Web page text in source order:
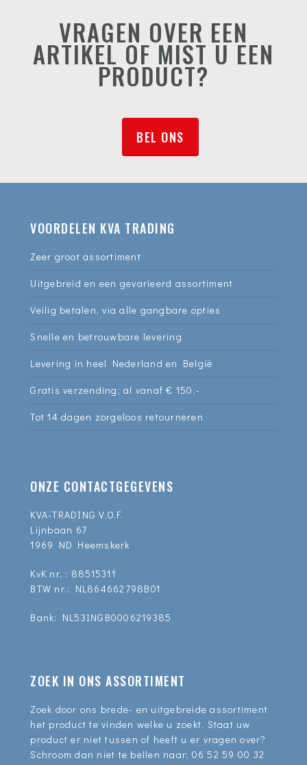
VRAGEN OVER EEN
ARTIKEL OF MIST U EEN
PRODUCT?
BEL ONS
VOORDELEN KVA TRADING
Zeer groot assortiment
Uitgebreid en een gevarieerd assortiment
Veilig betalen, via alle gangbare opties
Snelle en betrouwbare levering
Levering in heel Nederland en België
Gratis verzending; al vanaf € 150,-
Tot 14 dagen zorgeloos retourneren
ONZE CONTACTGEGEVENS
KVA-TRADING V.O.F.
Lijnbaan 67
1969 ND Heemskerk
KvK nr. : 88515311
BTW nr.: NL864662798B01
Bank: NL53INGB0006219385
ZOEK IN ONS ASSORTIMENT
Zoek door ons brede- en uitgebreide assortiment
het product te vinden welke u zoekt. Staat uw
product er niet tussen of heeft u er vragen over?
Schroom dan niet te bellen naar: 06 52 59 00 32